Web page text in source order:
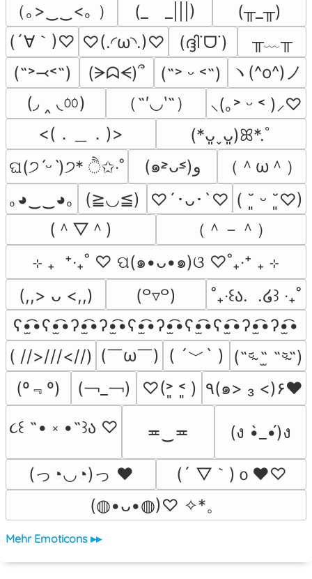
（｡>‿‿<｡ ）
(_　_|||)
(╥_╥)
(´∀｀)♡ ♡(.◜ω◝.)♡ (ദ്ദി˙ᗜ˙)
╥﹏╥
(˶˃⤙˂˶)
(ᗒᗣᗕ)՞ (˶˃ ᵕ ˂˶)
ヽ(^o^)ノ
(◞ ‸ ◟ㆀ)
（˶′◡‵˶）
⸜(｡˃ ᵕ ˂ )⸝♡
<(．＿．)>
(*ᴗ͈ˬᴗ͈)ꕤ*.ﾟ
ଘ(੭ˊᵕˋ)੭* ੈ✩‧˚
(๑˃̵ᴗ˂̵)و
（＾ω＾）
｡◕‿‿◕｡
(≧◡≦) ♡´･ᴗ･`♡ ( ˘͈ ᵕ ˘͈♡)
(＾▽＾)
（＾－＾）
⊹ ₊  ⁺‧₊˚ ♡ ପ(๑•ᴗ•๑)ଓ ♡˚₊‧⁺ ₊ ⊹
(,,> ᴗ <,,)
(꒪▿꒪)
˚₊‧꒰ა.  .໒꒱ ‧₊˚
ʕ•̫͡•ʕ•̫͡•ʔ•̫͡•ʔ•̫͡•ʕ•̫͡•ʔ•̫͡•ʕ•̫͡•ʕ•̫͡•ʔ•̫͡•ʔ•̫͡•
( //>///<//) (￣ω￣﻿) ( ´﹀` ) (˵ᵕ̴᷄ ˶̫ ˶ᵕ̴᷅˵)
(º﹃º)
(￢_￢) ♡(˃͈ ˂͈ )
٩(๑> ₃ <)۶♥
૮꒰ ˶• ༝ •˶꒱ა ♡
≖‿≖ (ง •̀_•́)ง
(っ◔◡◔)っ ♥
(´ ▽｀)ｏ♥♡
(◍•ᴗ•◍)♡ ✧*。
Mehr Emoticons ▸▸